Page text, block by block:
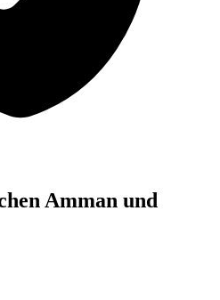
Amman und